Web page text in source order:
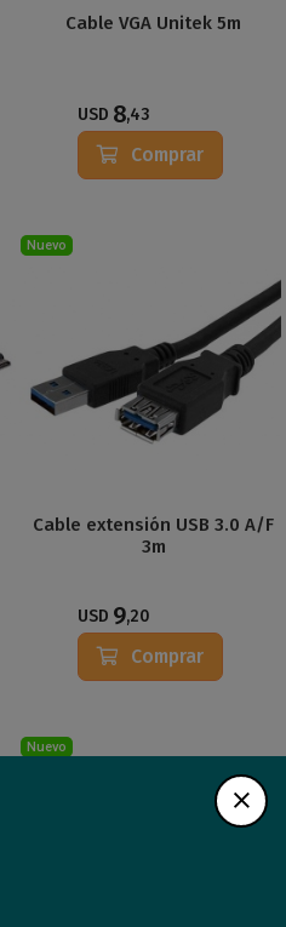
Cable VGA Unitek 5m
USD 8,43
Comprar
Nuevo
Cable extensión USB 3.0 A/F
3m
USD 9,20
Comprar
Nuevo